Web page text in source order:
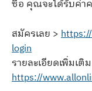
ซื้อ คุณจะได้รับค่า
สมัครเลย >
login
รายละเอียดเพิ่มเติ
https://